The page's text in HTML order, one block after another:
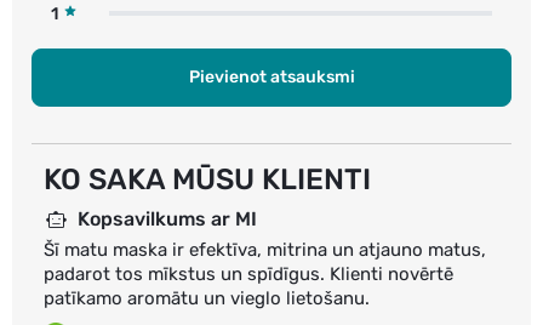
1
Pievienot atsauksmi
KO SAKA MŪSU KLIENTI
Kopsavilkums ar MI
Šī matu maska ir efektīva, mitrina un atjauno matus,
padarot tos mīkstus un spīdīgus. Klienti novērtē
patīkamo aromātu un vieglo lietošanu.